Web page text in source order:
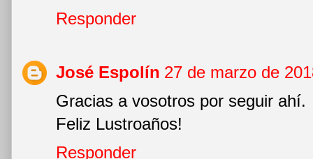
Responder
José Espolín 27 de marzo de
Gracias a vosotros por seguir ahí.
Feliz Lustroaños!
Responder